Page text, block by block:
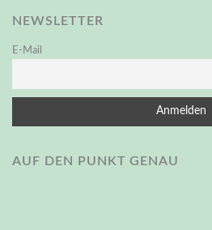
NEWSLETTER
E-Mail
AUF DEN PUNKT GENAU